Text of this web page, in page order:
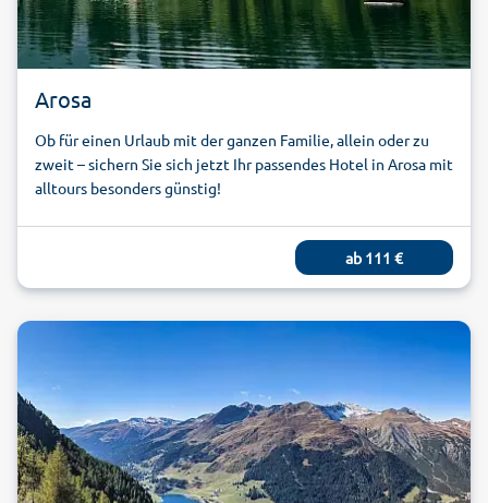
Arosa
Ob für einen Urlaub mit der ganzen Familie, allein oder zu
zweit – sichern Sie sich jetzt Ihr passendes Hotel in Arosa mit
alltours besonders günstig!
ab 111 €